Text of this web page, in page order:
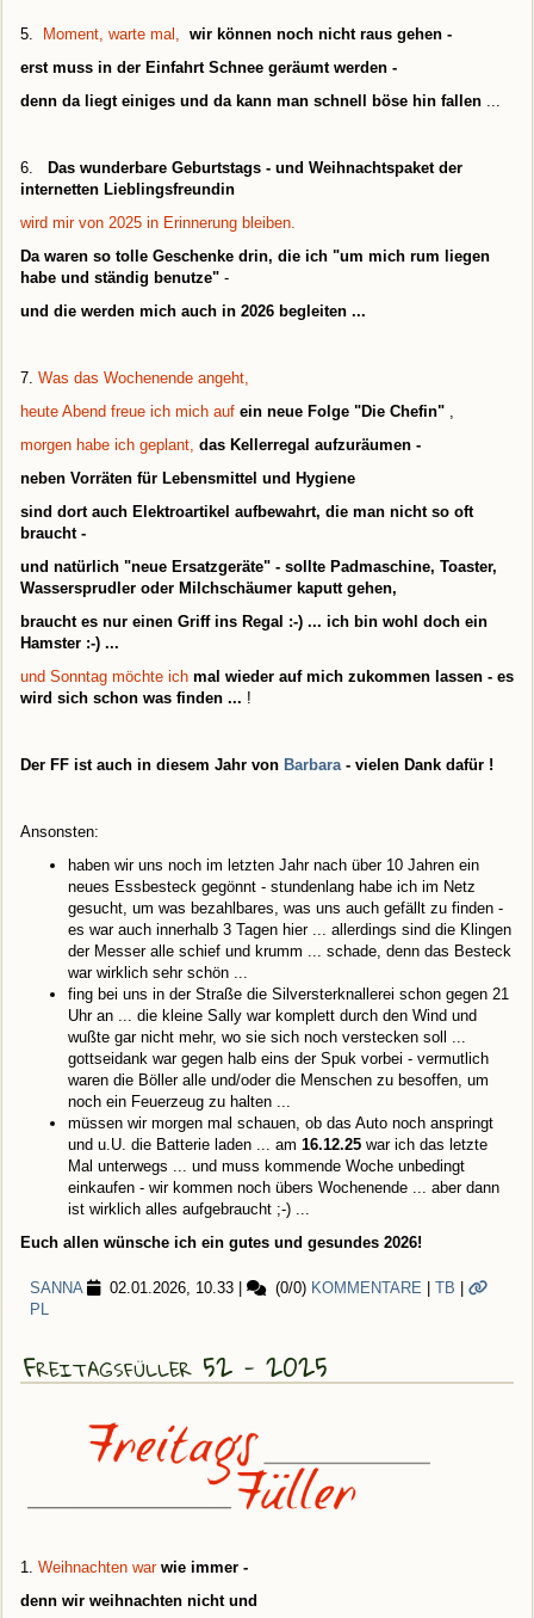
5. Moment, warte mal,
wir können noch nicht raus gehen -
erst muss in der Einfahrt Schnee geräumt werden -
denn da liegt einiges und da kann man schnell böse hin fallen
6.
Das wunderbare Geburtstags - und Weihnachtspaket der
internetten Lieblingsfreundin
wird mir von 2025 in Erinnerung bleiben.
Da waren so tolle Geschenke drin, die ich "um mich rum liegen
habe und ständig benutze" -
und die werden mich auch in 2026 begleiten ...
7. Was das Wochenende angeht,
heute Abend freue ich mich auf ein neue Folge "Die Chefin"
morgen habe ich geplant, das Kellerregal aufzuräumen -
neben Vorräten für Lebensmittel und Hygiene
sind dort auch Elektroartikel aufbewahrt, die man nicht so oft
braucht -
und natürlich "neue Ersatzgeräte" - sollte Padmaschine, Toaster,
Wassersprudler oder Milchschäumer kaputt gehen,
braucht es nur einen Griff ins Regal :-) ... ich bin wohl doch ein
Hamster :-) ...
und Sonntag möchte ich mal wieder auf mich zukommen lassen - es
wird sich schon was finden ... !
Der FF ist auch in diesem Jahr von Barbara - vielen Dank dafür !
Ansonsten:
haben wir uns noch im letzten Jahr nach über 10 Jahren ein
neues Essbesteck gegönnt - stundenlang habe ich im Netz
gesucht, um was bezahlbares, was uns auch gefällt zu finden -
es war auch innerhalb 3 Tagen hier ... allerdings sind die Klingen
der Messer alle schief und krumm ... schade, denn das Besteck
war wirklich sehr schön ...
fing bei uns in der Straße die Silversterknallerei schon gegen 21
Uhr an ... die kleine Sally war komplett durch den Wind und
wußte gar nicht mehr, wo sie sich noch verstecken soll ...
gottseidank war gegen halb eins der Spuk vorbei - vermutlich
waren die Böller alle und/oder die Menschen zu besoffen, um
noch ein Feuerzeug zu halten ...
müssen wir morgen mal schauen, ob das Auto noch anspringt
und u.U. die Batterie laden ... am 16.12.25 war ich das letzte
Mal unterwegs ... und muss kommende Woche unbedingt
einkaufen - wir kommen noch übers Wochenende ... aber dann
ist wirklich alles aufgebraucht ;-) ...
Euch allen wünsche ich ein gutes und gesundes 2026!
SANNA 02.01.2026, 10.33 (0/0) KOMMENTARE TB
PL
Freitagsfüller 52 - 2025
1. Weihnachten war wie immer -
denn wir weihnachten nicht und